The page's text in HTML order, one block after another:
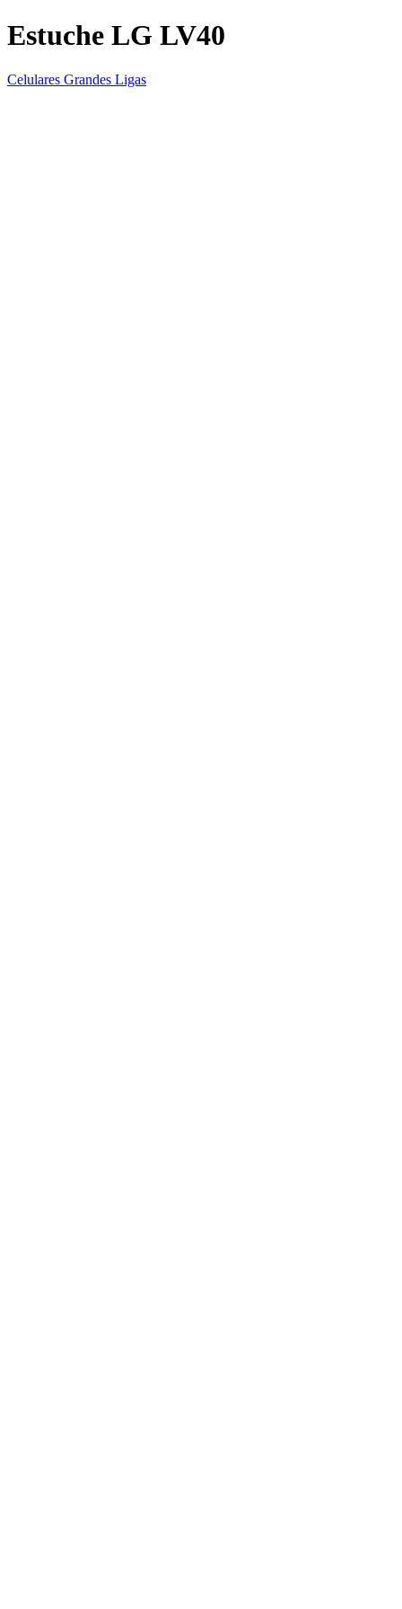
Estuche LG LV40
Celulares Grandes Ligas